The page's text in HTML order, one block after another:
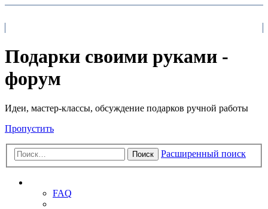
Подарки своими руками -
форум
Идеи, мастер-классы, обсуждение подарков ручной работы
Пропустить
Поиск Расширенный поиск
FAQ